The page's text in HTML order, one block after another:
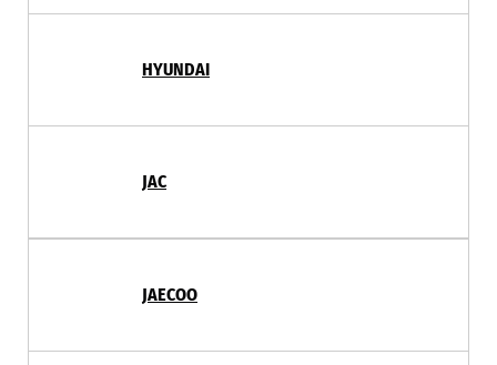
HYUNDAI
JAC
JAECOO